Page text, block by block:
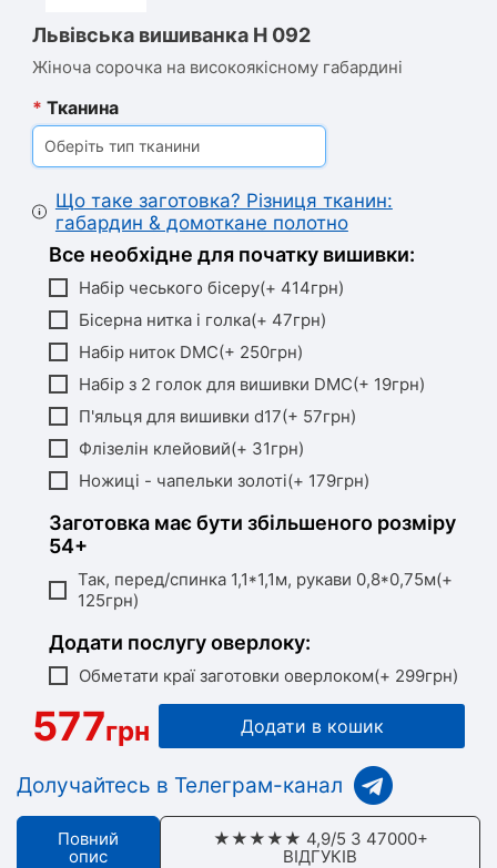
Львівська вишиванка Н 092
Жіноча сорочка на високоякісному габардині
* Тканина
Оберіть тип тканини
Що таке заготовка? Різниця тканин:
габардин & домоткане полотно
Все необхідне для початку вишивки:
Набір чеського бісеру(+ 414грн)
Бісерна нитка і голка(+ 47грн)
Набір ниток DMC(+ 250грн)
Набір з 2 голок для вишивки DMC(+ 19грн)
П'яльця для вишивки d17(+ 57грн)
Флізелін клейовий(+ 31грн)
Ножиці - чапельки золоті(+ 179грн)
Заготовка має бути збільшеного розміру
54+
Так, перед/спинка 1,1*1,1м, рукави 0,8*0,75м(+
125грн)
Додати послугу оверлоку:
Обметати краї заготовки оверлоком(+ 299грн)
577грн Додати в кошик
Долучайтесь в Телеграм-канал
Повний
опис
★★★★★ 4,9/5 З 47000+
ВІДГУКІВ